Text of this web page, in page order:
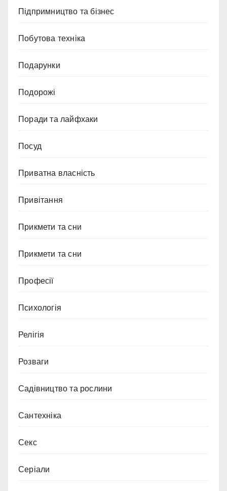
Підпримництво та бізнес
Побутова техніка
Подарунки
Подорожі
Поради та лайфхаки
Посуд
Приватна власність
Привітання
Прикмети та сни
Прикмети та сни
Професії
Психологія
Релігія
Розваги
Садівництво та рослини
Сантехніка
Секс
Серіали